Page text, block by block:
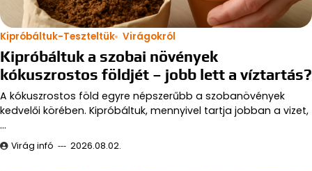
Kipróbáltuk-Teszteltük Virágokról
Kipróbáltuk a szobai növények
kókuszrostos földjét – jobb lett a víztartás?
A kókuszrostos föld egyre népszerűbb a szobanövények
kedvelői körében. Kipróbáltuk, mennyivel tartja jobban a vizet,
…
Virág infó 2026.08.02.